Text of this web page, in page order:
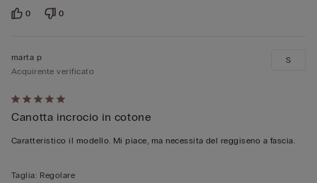
0 0
Valutato
5
su
marta p
Acquirente verificato
Canotta incrocio in cotone
Caratteristico il modello. Mi piace, ma necessita del reggiseno a fascia.
S
Taglia: Regolare